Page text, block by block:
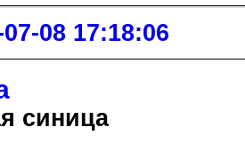
08 17:18:06
синица